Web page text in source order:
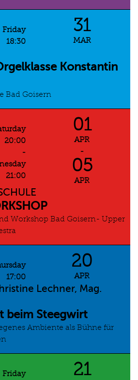
Friday
18:30
31
MAR
Konstantin
Bad Goisern
20:00
-
21:00
01
APR
-
05
APR
Workshop Bad Goisern- Upper
17:00
20
APR
Lechner, Mag.
beim Steegwirt
Ambiente als Bühne für
Friday
21